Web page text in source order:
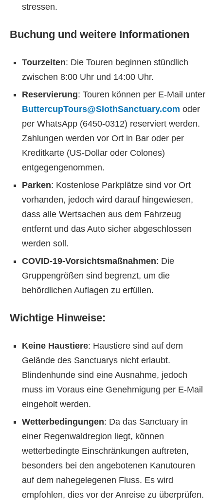
stressen.
Buchung und weitere Informationen
Tourzeiten: Die Touren beginnen stündlich
zwischen 8:00 Uhr und 14:00 Uhr.
Reservierung: Touren können per E-Mail unter
ButtercupTours@SlothSanctuary.com oder
per WhatsApp (6450-0312) reserviert werden.
Zahlungen werden vor Ort in Bar oder per
Kreditkarte (US-Dollar oder Colones)
entgegengenommen.
Parken: Kostenlose Parkplätze sind vor Ort
vorhanden, jedoch wird darauf hingewiesen,
dass alle Wertsachen aus dem Fahrzeug
entfernt und das Auto sicher abgeschlossen
werden soll.
COVID-19-Vorsichtsmaßnahmen: Die
Gruppengrößen sind begrenzt, um die
behördlichen Auflagen zu erfüllen.
Wichtige Hinweise:
Keine Haustiere: Haustiere sind auf dem
Gelände des Sanctuarys nicht erlaubt.
Blindenhunde sind eine Ausnahme, jedoch
muss im Voraus eine Genehmigung per E-Mail
eingeholt werden.
Wetterbedingungen: Da das Sanctuary in
einer Regenwaldregion liegt, können
wetterbedingte Einschränkungen auftreten,
besonders bei den angebotenen Kanutouren
auf dem nahegelegenen Fluss. Es wird
empfohlen, dies vor der Anreise zu überprüfen.